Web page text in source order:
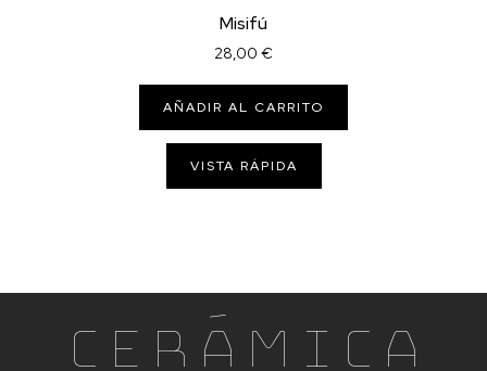
Misifú
28,00 €
AÑADIR AL CARRITO
VISTA RÁPIDA
Cerámica